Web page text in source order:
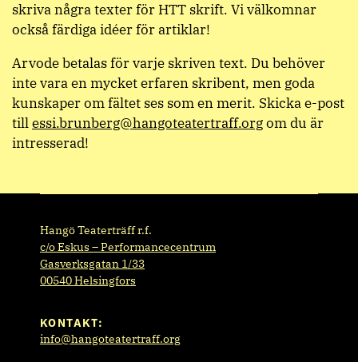
skriva några texter för HTT skrift. Vi välkomnar
också färdiga idéer för artiklar!
Arvode betalas för varje skriven text. Du behöver
inte vara en mycket erfaren skribent, men goda
kunskaper om fältet ses som en merit. Skicka e-post
tillessi.brunberg@hangoteatertraff.orgom du är
intresserad!
Hangö Teaterträff r.f.
c/o Eskus – Performancecentrum
Gasverksgatan 1/33
00540 Helsingfors
KONTAKT:
info@hangoteatertraff.org